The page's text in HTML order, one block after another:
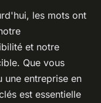
les mots ont
et notre
Que vous
une entreprise en
est essentielle